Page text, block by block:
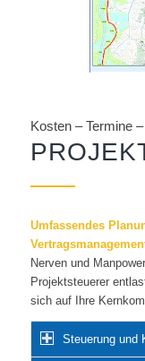
Kosten – Termine
Umfassendes
Nerven und
Projektsteuerer
sich auf Ihre
Steuerung und